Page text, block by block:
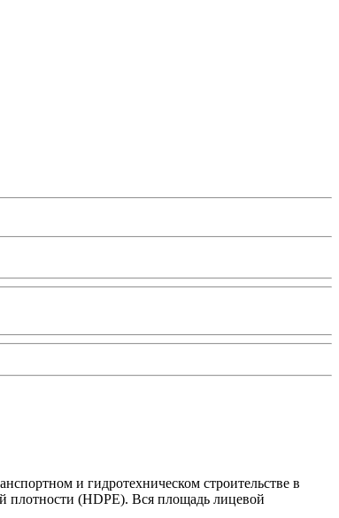
и гидротехническом строительстве в
плотности (HDPE). Вся площадь лицевой